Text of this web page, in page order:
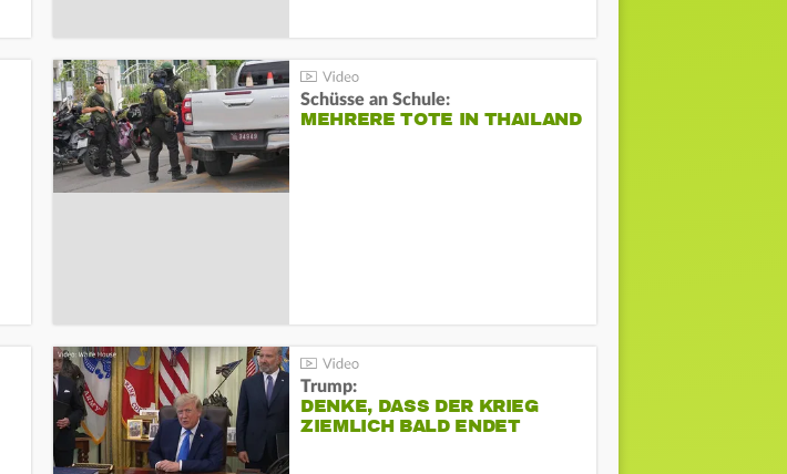
Schüsse an Schule:
MEHRERE TOTE IN THAILAND
Trump:
DENKE, DASS DER KRIEG
ZIEMLICH BALD ENDET